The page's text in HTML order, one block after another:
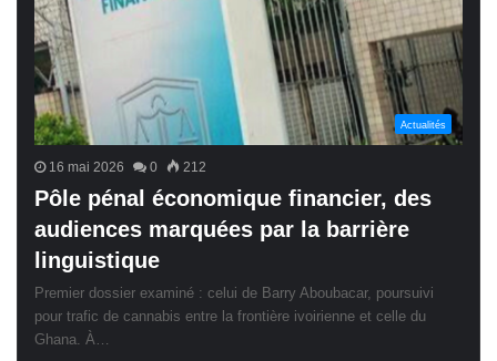
Actualités
16 mai 2026 0 212
Pôle pénal économique financier, des
audiences marquées par la barrière
linguistique
Premier dossier examiné : celui de Barry Aboubacar, poursuivi
pour trafic de cannabis entre la frontière ivoirienne et celle du
Ghana. À…